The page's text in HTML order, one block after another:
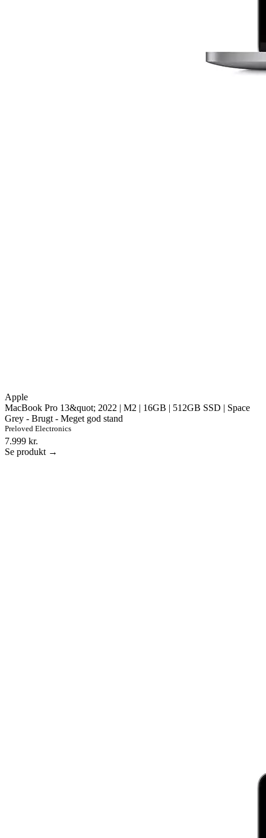
Apple
MacBook Pro 13&quot; 2022 | M2 | 16GB | 512GB SSD | Space
Grey - Brugt - Meget god stand
Preloved Electronics
7.999 kr.
Se produkt →